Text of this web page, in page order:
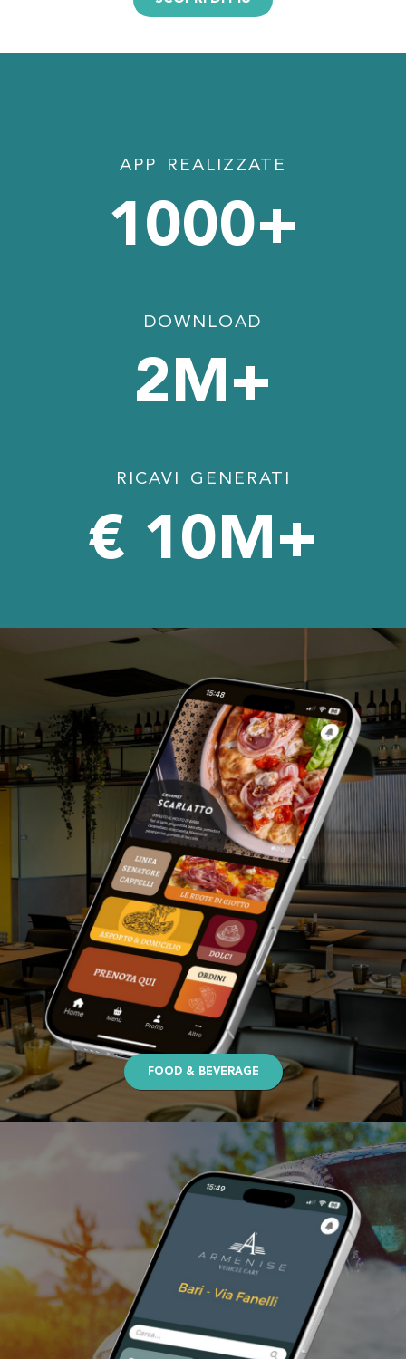
APP REALIZZATE
1000+
DOWNLOAD
2M+
RICAVI GENERATI
€ 10M+
FOOD & BEVERAGE